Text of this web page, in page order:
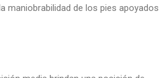
maniobrabilidad de los pies apoyados